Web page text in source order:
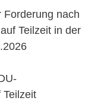
Forderung nach
Teilzeit in der